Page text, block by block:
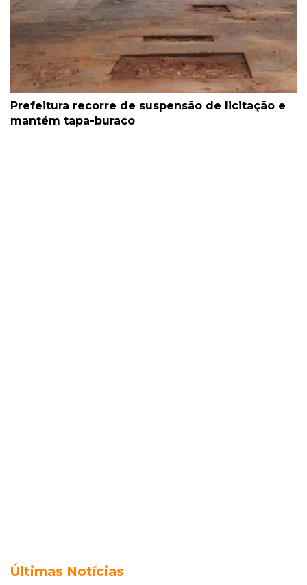
Prefeitura recorre de suspensão de licitação e
mantém tapa-buraco
Últimas Notícias